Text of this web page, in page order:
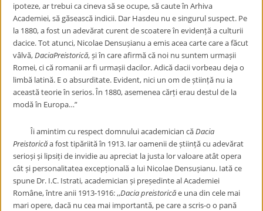
ipoteze, ar trebui ca cineva să se ocupe, să caute în Arhiva
Academiei, să găsească indicii. Dar Hasdeu nu e singurul suspect. Pe
la 1880, a fost un adevărat curent de scoatere în evidență a culturii
dacice. Tot atunci, Nicolae Densușianu a emis acea carte care a făcut
vâlvă,DaciaPreistorică, și în care afirmă că noi nu suntem urmașii
Romei, ci că romanii ar fi urmașii dacilor. Adică dacii vorbeau deja o
limbă latină. E o absurditate. Evident, nici un om de știință nu ia
această teorie în serios. În 1880, asemenea cărți erau destul de la
modă în Europa…”
Îi amintim cu respect domnului academician căDacia
Preistoricăa fost tipăriită în 1913. Iar oamenii de știință cu adevărat
serioși și lipsiți de invidie au apreciat la justa lor valoare atât opera
cât și personalitatea excepțională a lui Nicolae Densușianu. Iată ce
spune Dr. I.C. Istrati, academician și președinte al Academiei
Române, între anii 1913-1916: ,,Dacia preistoricăe una din cele mai
mari opere, dacă nu cea mai importantă, pe care a scris-o o pană